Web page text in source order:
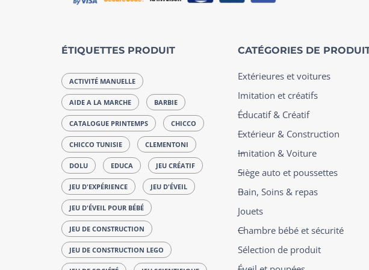
ÉTIQUETTES PRODUIT
ACTIVITÉ MANUELLE
AIDE A LA MARCHE BARBIE
CATALOGUE PRINTEMPS CHICCO
CHICCO TUNISIE CLEMENTONI
DOLU EDUCA JEU CRÉATIF
JEU D'EXPÉRIENCE JEU D'ÉVEIL
JEU D'ÉVEIL POUR BÉBÉ
JEU DE CONSTRUCTION
JEU DE CONSTRUCTION LEGO
CATÉGORIES DE
Extérieures et voitures
Imitation et créatifs
Éducatif & Créatif
Extérieur & Construction
Imitation & Voiture
Siège auto et poussettes
Bain, Soins & repas
Jouets
Chambre bébé et sécurité
Sélection de produit